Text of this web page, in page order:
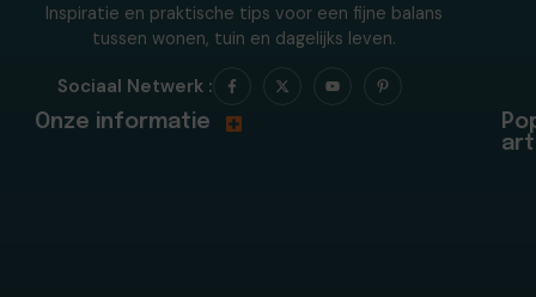
Inspiratie en praktische tips voor een fijne balans
tussen wonen, tuin en dagelijks leven.
Sociaal Netwerk :
Onze informatie